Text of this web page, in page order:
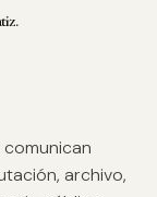
archivo,